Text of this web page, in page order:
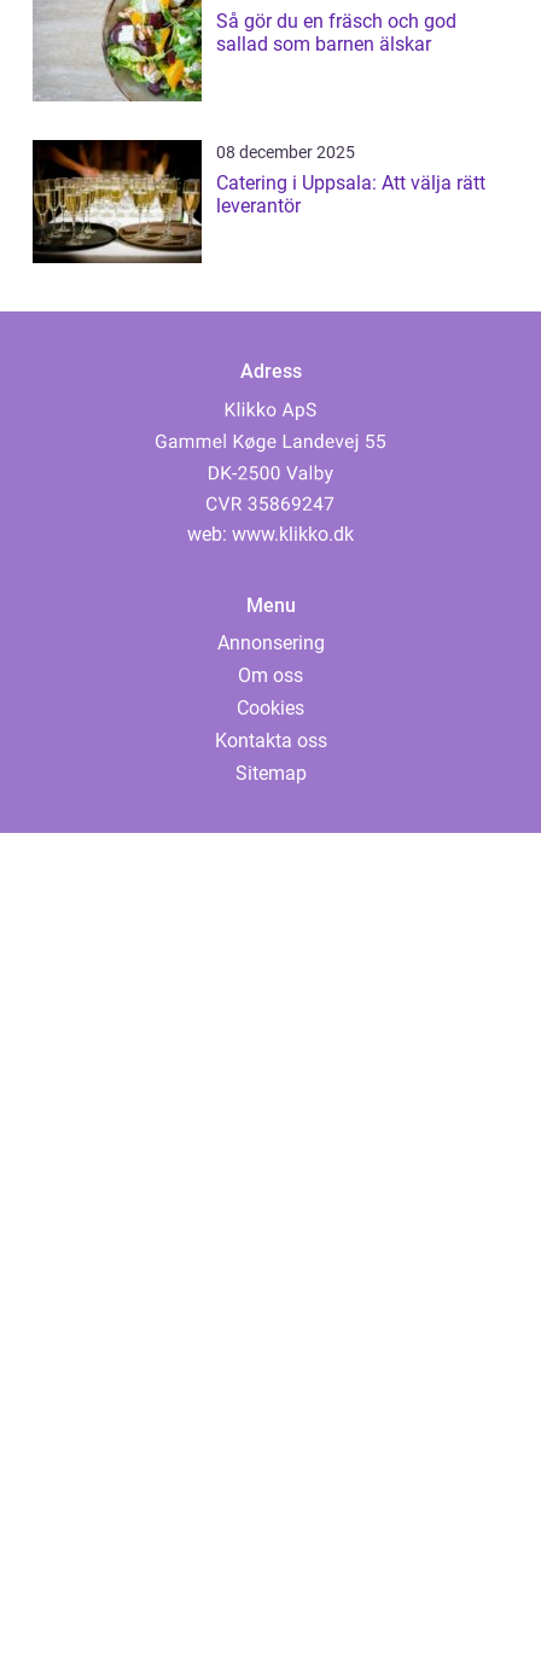
Så gör du en fräsch och god
sallad som barnen älskar
08 december 2025
Catering i Uppsala: Att välja rätt
leverantör
Adress
web: www.klikko.dk
Menu
Annonsering
Om oss
Cookies
Kontakta oss
Sitemap